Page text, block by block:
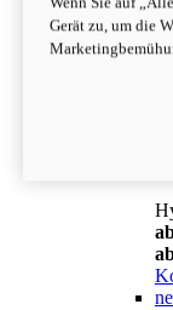
Gerät zu, um die